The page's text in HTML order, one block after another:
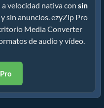
velocidad nativa con sin
sin anuncios. ezyZip Pro
Media Converter
de audio y vídeo.